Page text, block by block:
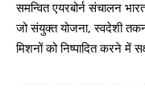
समन्वित एयरबोर्न संचालन
जो संयुक्त योजना, स्वदेशी
मिशनों को निष्पादित करने में